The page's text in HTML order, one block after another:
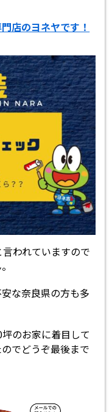
ームローン
ト・マンション修繕
店のヨネヤです！
われていますので
な奈良県の方も多
のお家に着目して
でどうぞ最後まで